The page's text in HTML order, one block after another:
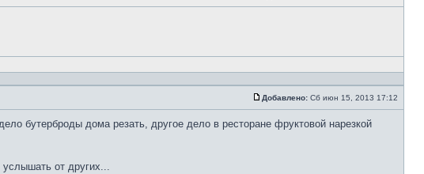
Добавлено: Сб июн 15, 2013 17:12
бутерброды дома резать, другое дело в ресторане фруктовой нарезкой
от других...